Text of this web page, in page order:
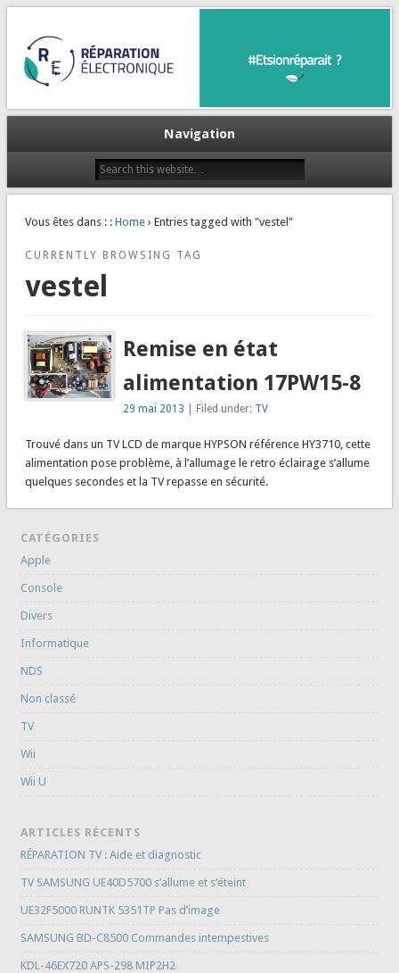
Réparation Electronique
Et si on réparait ?
Navigation
Vous êtes dans : : Home› Entries tagged with "vestel"
CURRENTLY BROWSING TAG
vestel
Remise en état
alimentation 17PW15-8
29 mai 2013 | Filed under: TV
Trouvé dans un TV LCD de marque HYPSON référence HY3710, cette
alimentation pose problème, à l’allumage le retro éclairage s’allume
quelques secondes et la TV repasse en sécurité.
CATÉGORIES
Apple
Console
Divers
Informatique
NDS
Non classé
TV
Wii
Wii U
ARTICLES RÉCENTS
RÉPARATION TV : Aide et diagnostic
TV SAMSUNG UE40D5700 s’allume et s’éteint
UE32F5000 RUNTK 5351TP Pas d’image
SAMSUNG BD-C8500 Commandes intempestives
KDL-46EX720 APS-298 MIP2H2